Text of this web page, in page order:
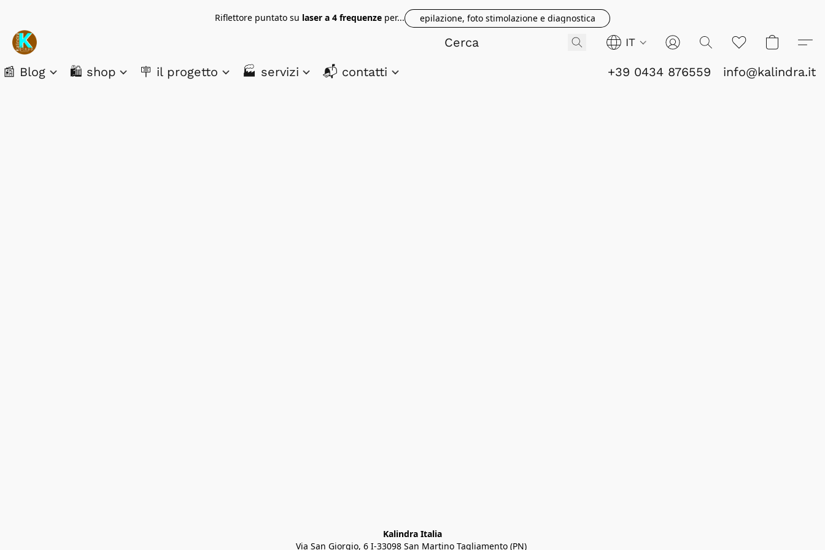
Riflettore puntato su laser a 4 frequenze per... epilazione, foto stimolazione e diagnostica
IT
📰 Blog 🛍️ shop 🪧 il progetto 🏭 servizi 📬 contatti +39 0434 876559 info@kalindra.it
Kalindra Italia
Via San Giorgio, 6 I-33098 San Martino Tagliamento (PN)